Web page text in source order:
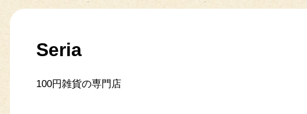
Seria
100円雑貨の専門店